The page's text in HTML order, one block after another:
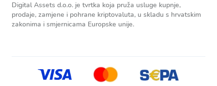
Digital Assets d.o.o. je tvrtka koja pruža usluge kupnje,
prodaje, zamjene i pohrane kriptovaluta, u skladu s hrvatskim
zakonima i smjernicama Europske unije.